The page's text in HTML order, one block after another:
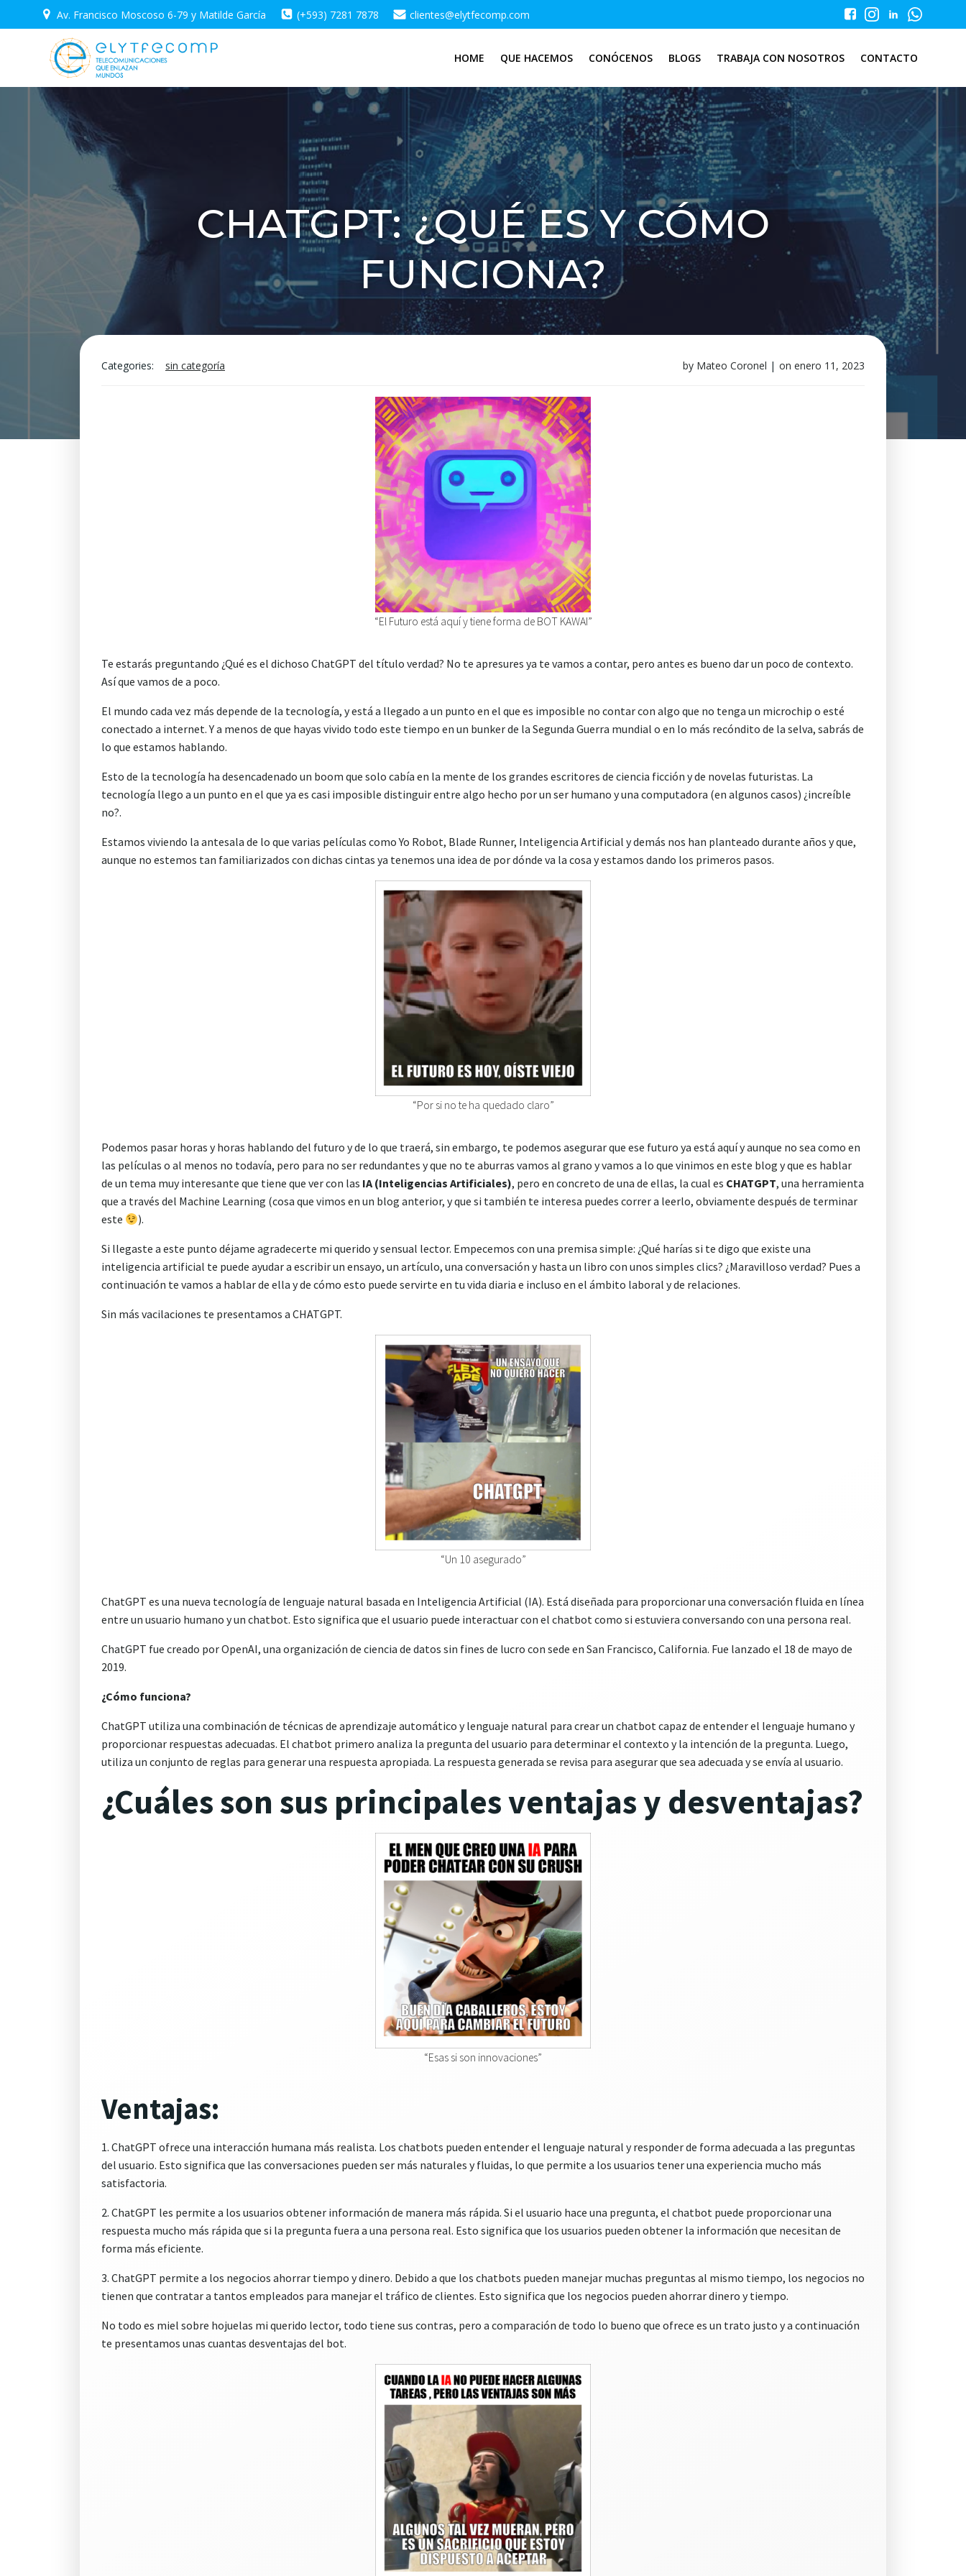
al
Av. Francisco Moscoso 6-79 y Matilde García (+593) 7281 7878 clientes@elytfecomp.com
HOME QUE HACEMOS CONÓCENOS BLOGS TRABAJA CON NOSOTROS CONTACTO
CHATGPT: ¿QUÉ ES Y CÓMO
FUNCIONA?
Categories: sin categoría by Mateo Coronel | on enero 11, 2023
“El Futuro está aquí y tiene forma de BOT KAWAI”
Te estarás preguntando ¿Qué es el dichoso ChatGPT del título verdad? No te apresures ya te vamos a contar, pero antes es bueno dar un poco de contexto.
Así que vamos de a poco.
El mundo cada vez más depende de la tecnología, y está a llegado a un punto en el que es imposible no contar con algo que no tenga un microchip o esté
conectado a internet. Y a menos de que hayas vivido todo este tiempo en un bunker de la Segunda Guerra mundial o en lo más recóndito de la selva, sabrás de
lo que estamos hablando.
Esto de la tecnología ha desencadenado un boom que solo cabía en la mente de los grandes escritores de ciencia ficción y de novelas futuristas. La
tecnología llego a un punto en el que ya es casi imposible distinguir entre algo hecho por un ser humano y una computadora (en algunos casos) ¿increíble
no?.
Estamos viviendo la antesala de lo que varias películas como Yo Robot, Blade Runner, Inteligencia Artificial y demás nos han planteado durante años y que,
aunque no estemos tan familiarizados con dichas cintas ya tenemos una idea de por dónde va la cosa y estamos dando los primeros pasos.
“Por si no te ha quedado claro”
Podemos pasar horas y horas hablando del futuro y de lo que traerá, sin embargo, te podemos asegurar que ese futuro ya está aquí y aunque no sea como en
las películas o al menos no todavía, pero para no ser redundantes y que no te aburras vamos al grano y vamos a lo que vinimos en este blog y que es hablar
de un tema muy interesante que tiene que ver con las IA (Inteligencias Artificiales), pero en concreto de una de ellas, la cual es CHATGPT, una herramienta
que a través del Machine Learning (cosa que vimos en un blog anterior, y que si también te interesa puedes correr a leerlo, obviamente después de terminar
este
).
Si llegaste a este punto déjame agradecerte mi querido y sensual lector. Empecemos con una premisa simple: ¿Qué harías si te digo que existe una
inteligencia artificial te puede ayudar a escribir un ensayo, un artículo, una conversación y hasta un libro con unos simples clics? ¿Maravilloso verdad? Pues a
continuación te vamos a hablar de ella y de cómo esto puede servirte en tu vida diaria e incluso en el ámbito laboral y de relaciones.
Sin más vacilaciones te presentamos a CHATGPT.
“Un 10 asegurado”
ChatGPT es una nueva tecnología de lenguaje natural basada en Inteligencia Artificial (IA). Está diseñada para proporcionar una conversación fluida en línea
entre un usuario humano y un chatbot. Esto significa que el usuario puede interactuar con el chatbot como si estuviera conversando con una persona real.
ChatGPT fue creado por OpenAI, una organización de ciencia de datos sin fines de lucro con sede en San Francisco, California. Fue lanzado el 18 de mayo de
2019.
¿Cómo funciona?
ChatGPT utiliza una combinación de técnicas de aprendizaje automático y lenguaje natural para crear un chatbot capaz de entender el lenguaje humano y
proporcionar respuestas adecuadas. El chatbot primero analiza la pregunta del usuario para determinar el contexto y la intención de la pregunta. Luego,
utiliza un conjunto de reglas para generar una respuesta apropiada. La respuesta generada se revisa para asegurar que sea adecuada y se envía al usuario.
¿Cuáles son sus principales ventajas y desventajas?
“Esas si son innovaciones”
Ventajas:
1. ChatGPT ofrece una interacción humana más realista. Los chatbots pueden entender el lenguaje natural y responder de forma adecuada a las preguntas
del usuario. Esto significa que las conversaciones pueden ser más naturales y fluidas, lo que permite a los usuarios tener una experiencia mucho más
satisfactoria.
2. ChatGPT les permite a los usuarios obtener información de manera más rápida. Si el usuario hace una pregunta, el chatbot puede proporcionar una
respuesta mucho más rápida que si la pregunta fuera a una persona real. Esto significa que los usuarios pueden obtener la información que necesitan de
forma más eficiente.
3. ChatGPT permite a los negocios ahorrar tiempo y dinero. Debido a que los chatbots pueden manejar muchas preguntas al mismo tiempo, los negocios no
tienen que contratar a tantos empleados para manejar el tráfico de clientes. Esto significa que los negocios pueden ahorrar dinero y tiempo.
No todo es miel sobre hojuelas mi querido lector, todo tiene sus contras, pero a comparación de todo lo bueno que ofrece es un trato justo y a continuación
te presentamos unas cuantas desventajas del bot.